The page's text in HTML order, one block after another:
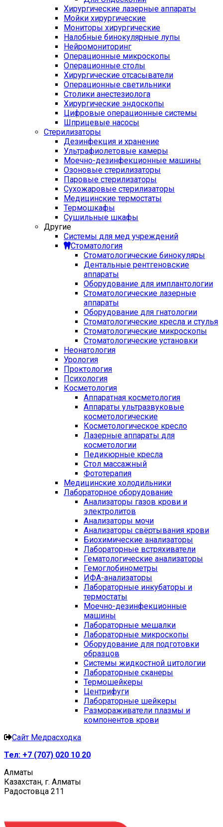
Хирургические лазерные аппараты
Мойки хирургические
Мониторы хирургические
Налобные бинокулярные лупы
Нейромониторинг
Операционные микроскопы
Операционные столы
Хирургические отсасыватели
Операционные светильники
Столики анестезиолога
Хирургические эндоскопы
Цифровые операционные системы
Шприцевые насосы
Стерилизаторы
Дезинфекция и хранение
Ультрафиолетовые камеры
Моечно-дезинфекционные машины
Озоновые стерилизаторы
Паровые стерилизаторы
Сухожаровые стерилизаторы
Медицинские термостаты
Термошкафы
Сушильные шкафы
Другие
Системы для мед учреждений
Стоматология
Стоматологические бинокуляры
Дентальные рентгеновские
аппараты
Оборудование для имплантологии
Стоматологические лазерные
аппараты
Оборудование для гнатологии
Стоматологические кресла и стулья
Стоматологические микроскопы
Стоматологические установки
Неонатология
Урология
Проктология
Психология
Косметология
Аппаратная косметология
Аппараты ультразвуковые
косметологические
Косметологическое кресло
Лазерные аппараты для
косметологии
Педикюрные кресла
Стол массажный
Фототерапия
Медицинские холодильники
Лабораторное оборудование
Анализаторы газов крови и
электролитов
Анализаторы мочи
Анализаторы свёртывания крови
Биохимические анализаторы
Лабораторные встряхиватели
Гематологические анализаторы
Гемоглобинометры
ИФА-анализаторы
Лабораторные инкубаторы и
термостаты
Моечно-дезинфекционные
машины
Лабораторные мешалки
Лабораторные микроскопы
Оборудование для подготовки
образцов
Системы жидкостной цитологии
Лабораторные сканеры
Термошейкеры
Центрифуги
Лабораторные шейкеры
Размораживатели плазмы и
компонентов крови
Сайт Медрасходка
Тел: +7 (707) 020 10 20
Алматы
Казахстан, г. Алматы
Радостовца 211